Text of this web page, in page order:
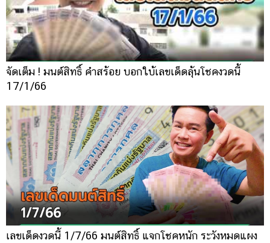
จัดเต็ม ! มนต์สิทธิ์ คำสร้อย บอกใบ้เลขเด็ดลุ้นโชคงวดนี้
17/1/66
เลขเด็ดงวดนี้ 1/7/66 มนต์สิทธิ์ แจกโชคหนัก ระวังหมดแผง